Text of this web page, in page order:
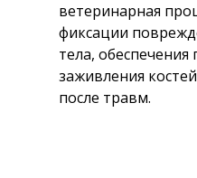
ветеринарная
фиксации
тела,
заживления
после травм.